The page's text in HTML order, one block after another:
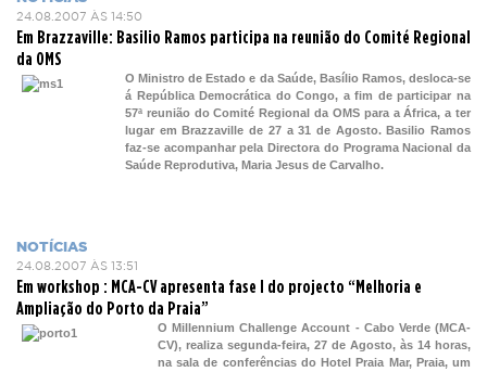
24.08.2007 ÀS 14:50
Em Brazzaville: Basilio Ramos participa na reunião do Comité Regional
da OMS
O Ministro de Estado e da Saúde, Basílio Ramos, desloca-se
á República Democrática do Congo, a fim de participar na
57ª reunião do Comité Regional da OMS para a África, a ter
lugar em Brazzaville de 27 a 31 de Agosto. Basilio Ramos
faz-se acompanhar pela Directora do Programa Nacional da
Saúde Reprodutiva, Maria Jesus de Carvalho.
NOTÍCIAS
24.08.2007 ÀS 13:51
Em workshop : MCA-CV apresenta fase I do projecto “Melhoria e
Ampliação do Porto da Praia”
O Millennium Challenge Account - Cabo Verde (MCA-
CV), realiza segunda-feira, 27 de Agosto, às 14 horas,
na sala de conferências do Hotel Praia Mar, Praia, um